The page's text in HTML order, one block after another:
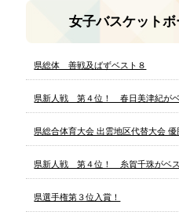
女子バスケット
県総体 善戦及ばずベスト８
県新人戦 第４位！ 春日美津紀がベ
県総合体育大会 出雲地区代替大会 優
県新人戦 第４位！ 糸賀千珠がベス
県選手権第３位入賞！